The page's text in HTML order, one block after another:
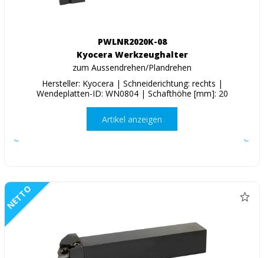
PWLNR2020K-08
Kyocera Werkzeughalter
zum Aussendrehen/Plandrehen
Hersteller: Kyocera | Schneiderichtung: rechts |
Wendeplatten-ID: WN0804 | Schafthöhe [mm]: 20
Artikel anzeigen
NETTO